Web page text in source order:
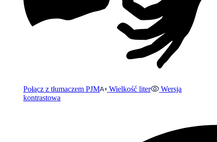
Połącz z tłumaczem PJM Wielkość liter
Wersja
kontrastowa